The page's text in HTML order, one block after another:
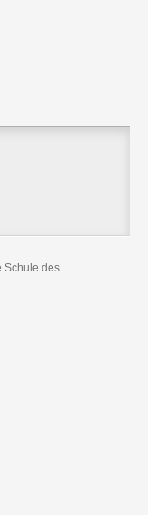
Schule des